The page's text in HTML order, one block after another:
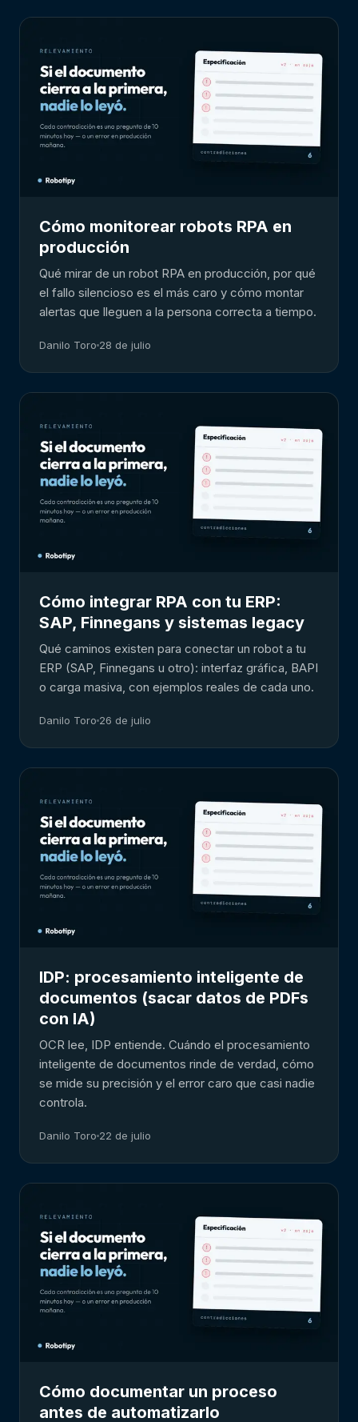
Cómo monitorear robots RPA en
producción
Qué mirar de un robot RPA en producción, por qué
el fallo silencioso es el más caro y cómo montar
alertas que lleguen a la persona correcta a tiempo.
Danilo Toro 28 de julio
Cómo integrar RPA con tu ERP:
SAP, Finnegans y sistemas legacy
Qué caminos existen para conectar un robot a tu
ERP (SAP, Finnegans u otro): interfaz gráfica, BAPI
o carga masiva, con ejemplos reales de cada uno.
Danilo Toro 26 de julio
IDP: procesamiento inteligente de
documentos (sacar datos de PDFs
con IA)
OCR lee, IDP entiende. Cuándo el procesamiento
inteligente de documentos rinde de verdad, cómo
se mide su precisión y el error caro que casi nadie
controla.
Danilo Toro 22 de julio
Cómo documentar un proceso
antes de automatizarlo